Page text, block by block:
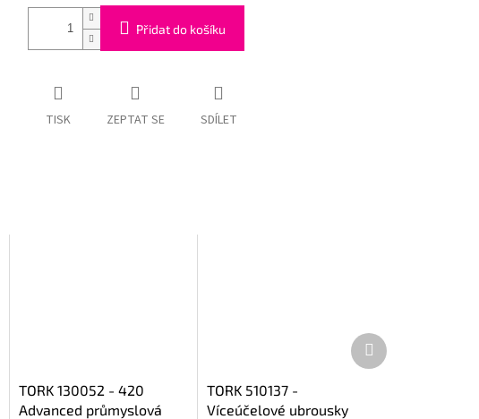
Přidat do košíku
TISK ZEPTAT SE SDÍLET
TORK 130052 - 420
Advanced průmyslová
TORK 510137 -
Víceúčelové ubrousky
Další
produkt